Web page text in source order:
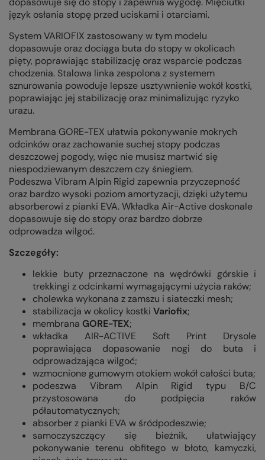
język osłania stopę przed uciskami i otarciami.
System VARIOFIX zastosowany w tym modelu
dopasowuje oraz dociąga buta do stopy w okolicach
pięty, poprawiając stabilizację oraz wsparcie podczas
chodzenia. Stalowa linka zespolona z systemem
sznurowania powoduje lepsze usztywnienie wokół kostki,
poprawiając jej stabilizację oraz minimalizując ryzyko
urazu.
Membrana GORE-TEX ułatwia pokonywanie mokrych
odcinków oraz zachowanie suchej stopy podczas
deszczowej pogody, więc nie musisz martwić się
niespodziewanym deszczem czy śniegiem.
Podeszwa Vibram Alpin Rigid zapewnia przyczepność
oraz bardzo wysoki poziom amortyzacji, dzięki użytemu
absorberowi z pianki EVA. Wkładka Air-Active doskonale
dopasowuje się do stopy oraz bardzo dobrze
odprowadza wilgoć.
Szczegóły:
lekkie buty przeznaczone na wędrówki górskie i
trekkingi z odcinkami wymagającymi użycia raków;
cholewka wykonana z zamszu i siateczki mesh;
stabilizacja w okolicy kostki Variofix;
membrana GORE-TEX;
wkładka AIR-ACTIVE Soft Print Drysole
poprawiająca dopasowanie nogi do buta i
odprowadzająca wilgoć;
wzmocnione gumowym otokiem wokół całości buta;
podeszwa Vibram Alpin Rigid typu B/C
przystosowana do podpięcia raków
półautomatycznych;
absorber z pianki EVA w śródpodeszwie;
samoczyszczący się bieżnik, ułatwiający
pokonywanie terenu obfitego w błoto, kamyczki,